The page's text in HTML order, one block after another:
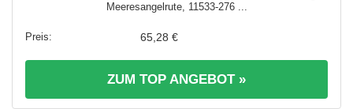
Meeresangelrute, 11533-276 ...
65,28 €
ZUM TOP ANGEBOT »